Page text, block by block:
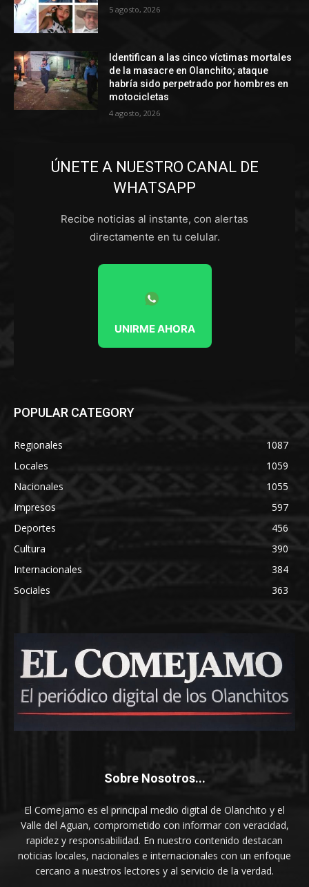
5 agosto, 2026
Identifican a las cinco víctimas mortales
de la masacre en Olanchito; ataque
habría sido perpetrado por hombres en
motocicletas
4 agosto, 2026
ÚNETE A NUESTRO CANAL DE
WHATSAPP
Recibe noticias al instante, con alertas
directamente en tu celular.
UNIRME AHORA
POPULAR CATEGORY
Regionales
1087
Locales
1059
Nacionales
1055
Impresos
597
Deportes
456
Cultura
390
Internacionales
384
Sociales
363
Sobre Nosotros...
El Comejamo es el principal medio digital de Olanchito y el
Valle del Aguan, comprometido con informar con veracidad,
rapidez y responsabilidad. En nuestro contenido destacan
noticias locales, nacionales e internacionales con un enfoque
cercano a nuestros lectores y al servicio de la verdad.